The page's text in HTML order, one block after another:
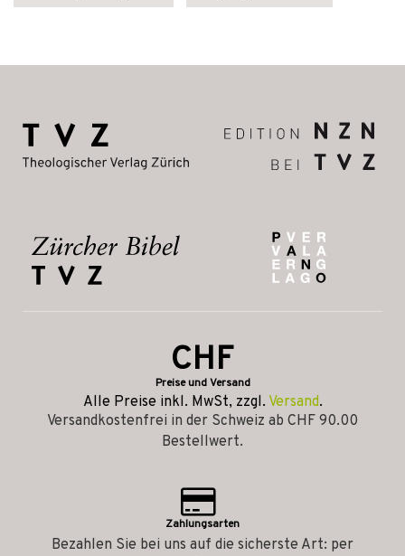
CHF
Preise und Versand
Alle Preise inkl. MwSt, zzgl. Versand.
Versandkostenfrei in der Schweiz ab CHF 90.00
Bestellwert.
Zahlungsarten
Bezahlen Sie bei uns auf die sicherste Art: per